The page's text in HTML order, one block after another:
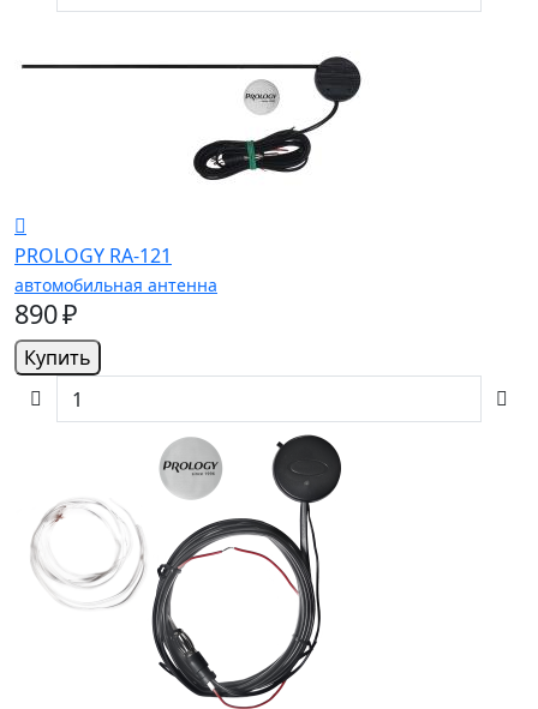
PROLOGY RA-121
автомобильная антенна
890 ₽
Купить